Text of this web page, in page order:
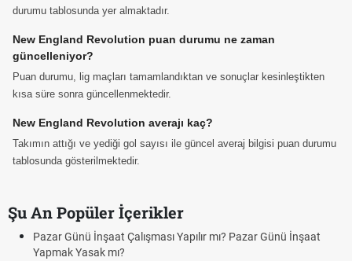
durumu tablosunda yer almaktadır.
New England Revolution puan durumu ne zaman
güncelleniyor?
Puan durumu, lig maçları tamamlandıktan ve sonuçlar kesinleştikten
kısa süre sonra güncellenmektedir.
New England Revolution averajı kaç?
Takımın attığı ve yediği gol sayısı ile güncel averaj bilgisi puan durumu
tablosunda gösterilmektedir.
Şu An Popüler İçerikler
Pazar Günü İnşaat Çalışması Yapılır mı? Pazar Günü İnşaat
Yapmak Yasak mı?